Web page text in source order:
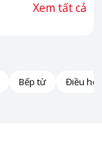
Xem tất cả
Bếp từ Điều